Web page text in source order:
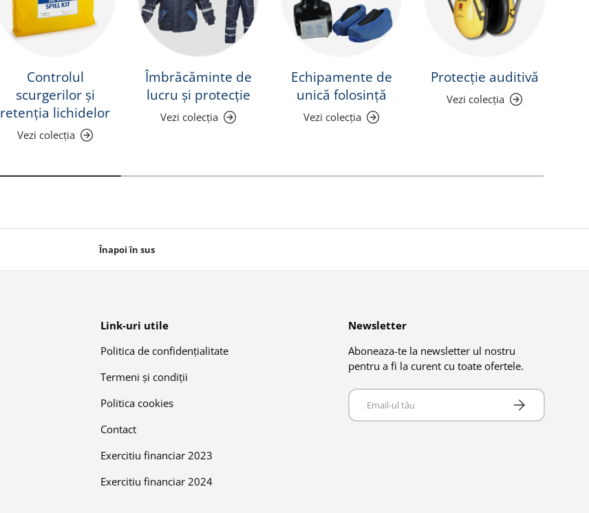
Controlul
scurgerilor și
retenția lichidelor
Vezi colecția
Îmbrăcăminte de
lucru și protecție
Vezi colecția
Echipamente de
unică folosință
Vezi colecția
Protecție auditivă
Vezi colecția
Înapoi în sus
Link-uri utile
Politica de confidențialitate
Termeni și condiții
Politica cookies
Contact
Exercitiu financiar 2023
Exercitiu financiar 2024
Newsletter
Aboneaza-te la newsletter ul nostru
pentru a fi la curent cu toate ofertele.
Email Abonează-te